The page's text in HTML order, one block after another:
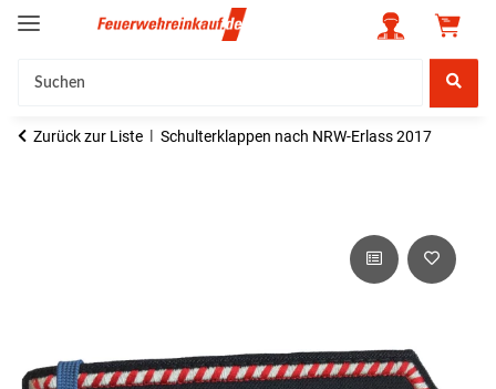
Zurück zur Liste Schulterklappen nach NRW-Erlass 2017